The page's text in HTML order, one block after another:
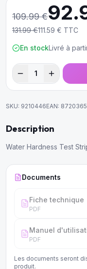
109.99€
131.99€111.59 € TTC
En stockLivré à
1
SKU: 9210446EAN:
Description
Water Hardness Test
Documents
Fiche technique
PDF
Manuel
PDF
Les documents seront
produit.